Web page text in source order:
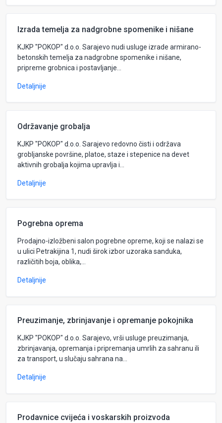
Izrada temelja za nadgrobne spomenike i nišane
KJKP "POKOP" d.o.o. Sarajevo nudi usluge izrade armirano-
betonskih temelja za nadgrobne spomenike i nišane,
pripreme grobnica i postavljanje...
Detaljnije
Održavanje grobalja
KJKP "POKOP" d.o.o. Sarajevo redovno čisti i održava
grobljanske površine, platoe, staze i stepenice na devet
aktivnih grobalja kojima upravlja i...
Detaljnije
Pogrebna oprema
Prodajno-izložbeni salon pogrebne opreme, koji se nalazi se
u ulici Petrakijina 1, nudi širok izbor uzoraka sanduka,
različitih boja, oblika,...
Detaljnije
Preuzimanje, zbrinjavanje i opremanje pokojnika
KJKP "POKOP" d.o.o. Sarajevo, vrši usluge preuzimanja,
zbrinjavanja, opremanja i pripremanja umrlih za sahranu ili
za transport, u slučaju sahrana na...
Detaljnije
Prodavnice cvijeća i voskarskih proizvoda